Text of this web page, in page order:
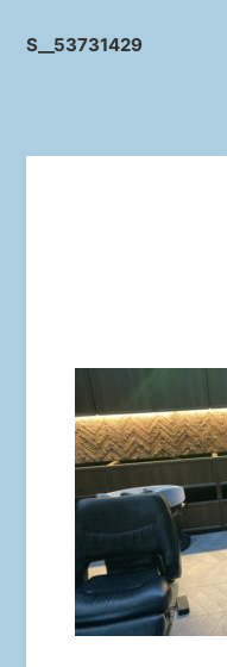
S__53731429